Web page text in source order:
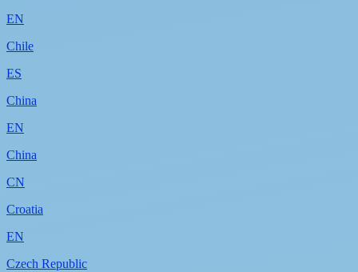
EN
Chile
ES
China
EN
China
CN
Croatia
EN
Czech Republic